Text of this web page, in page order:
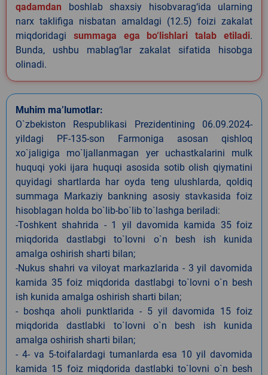
qadamdan boshlab shaxsiy hisobvarag‘ida ularning
narx taklifiga nisbatan amaldagi (12.5) foizi zakalat
miqdoridagi summaga ega bo‘lishlari talab etiladi.
Bunda, ushbu mablag‘lar zakalat sifatida hisobga
olinadi.
Muhim ma’lumotlar:
O`zbekiston Respublikasi Prezidentining 06.09.2024-
yildagi PF-135-son Farmoniga asosan qishloq
xo`jaligiga mo`ljallanmagan yer uchastkalarini mulk
huquqi yoki ijara huquqi asosida sotib olish qiymatini
quyidagi shartlarda har oyda teng ulushlarda, qoldiq
summaga Markaziy bankning asosiy stavkasida foiz
hisoblagan holda bo`lib-bo`lib to`lashga beriladi:
-Toshkent shahrida - 1 yil davomida kamida 35 foiz
miqdorida dastlabgi to`lovni o`n besh ish kunida
amalga oshirish sharti bilan;
-Nukus shahri va viloyat markazlarida - 3 yil davomida
kamida 35 foiz miqdorida dastlabgi to`lovni o`n besh
ish kunida amalga oshirish sharti bilan;
- boshqa aholi punktlarida - 5 yil davomida 15 foiz
miqdorida dastlabki to`lovni o`n besh ish kunida
amalga oshirish sharti bilan;
- 4- va 5-toifalardagi tumanlarda esa 10 yil davomida
kamida 15 foiz miqdorida dastlabki to`lovni o`n besh